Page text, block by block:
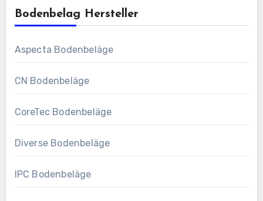
Bodenbelag Hersteller
Aspecta Bodenbeläge
CN Bodenbeläge
CoreTec Bodenbeläge
Diverse Bodenbeläge
IPC Bodenbeläge